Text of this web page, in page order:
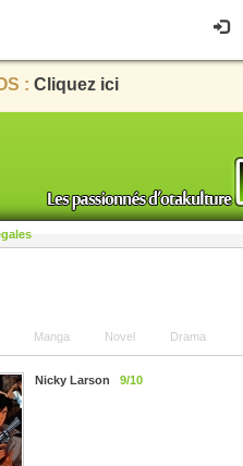
: Cliquez ici
Manga Novel Drama
Nicky Larson 9/10